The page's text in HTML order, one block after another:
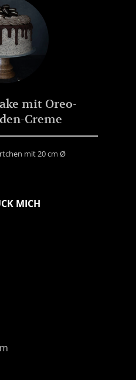
mit Oreo-
Creme
mit 20 cm Ø
MICH